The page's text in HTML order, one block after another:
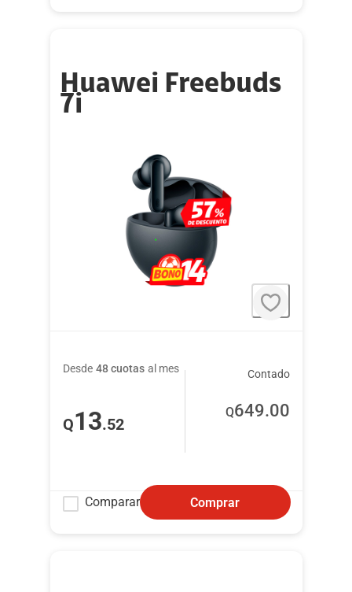
Huawei Freebuds
7i
Desde 48 cuotas al mes
Q13.52
Contado
Q649.00
Comparar Comprar